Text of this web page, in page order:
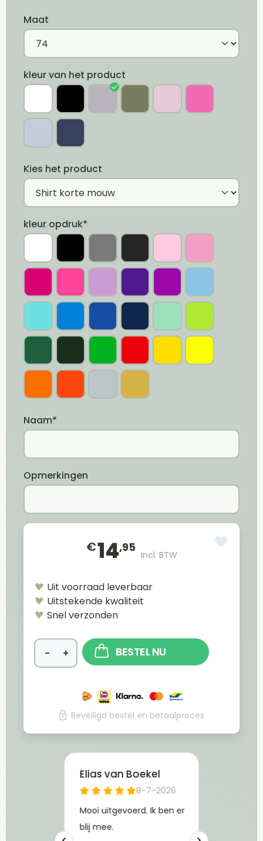
Maat
kleur van het product
Kies het product
kleur opdruk*
Naam*
Opmerkingen
€14,95
Incl. BTW
Uit voorraad leverbaar
Uitstekende kwaliteit
Snel verzonden
− + BESTEL NU
Beveiligd bestel en betaalproces